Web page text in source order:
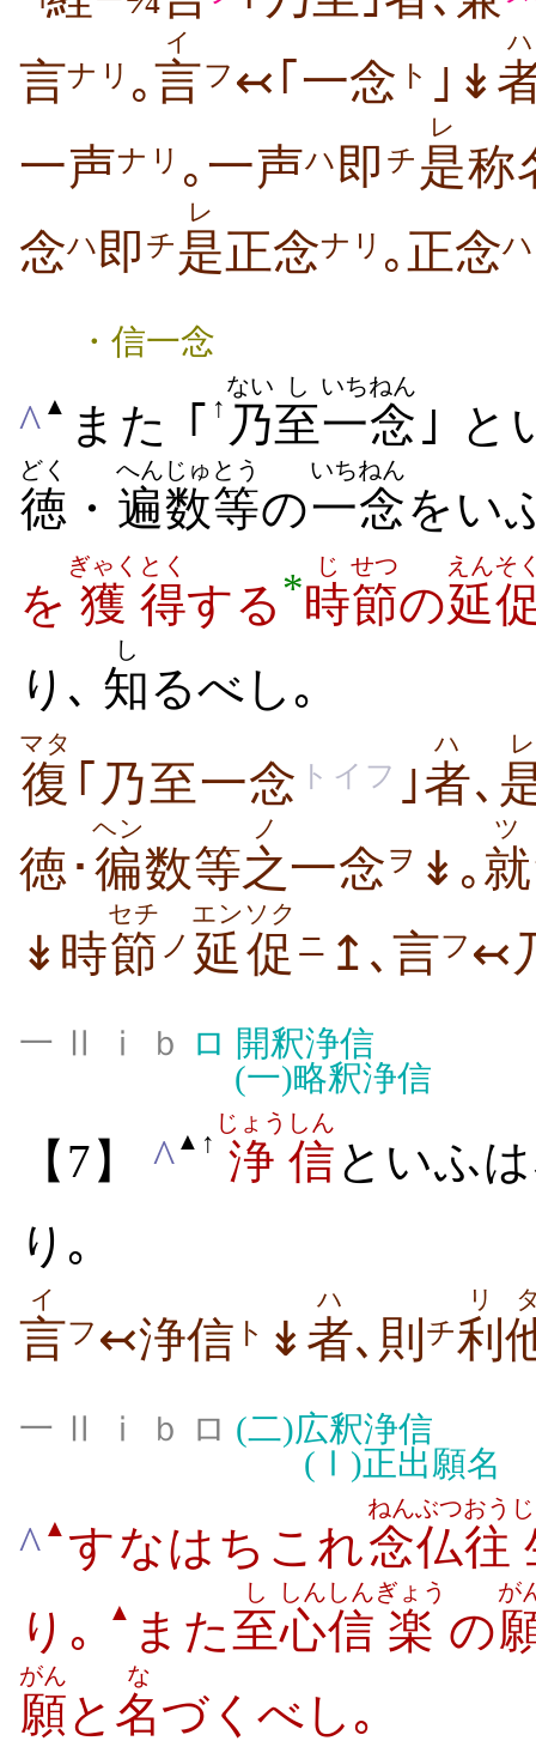
言ナリ ｡言
イ
フ ↢｢一念 ト ｣↡
ハ
一声ナリ ｡一声ハ即 チ 是
レ
称
念ハ即 チ是
レ
正念ナリ ｡正念ハ
・信一念
^ ▲ また ｢ ↑ 乃
ない
至
し
一念
いちねん
｣ と
徳
どく
・ 遍数
へんじゅ
等
とう
の一念
いちねん
をい
を 獲
ぎゃく
得
とく
する*時
じ
節
せつ
の延
えんそ
り ､ 知
し
るべし｡
復
マタ
｢乃至一念 トイフ ｣者
ハ
､
レ
徳･ 徧
ヘン
数等之
ノ
一念ヲ ↡｡就
ツ
↡時節
セチ
ノ 延
エン
促
ソク
ニ ↥､言フ ↢
一 Ⅱ ⅰ ｂ ロ 開釈浄信
(一)略釈浄信
【7】 ^ ▲ ↑ 浄
じょう
信
しん
といふ
り｡
言
イ
フ ↢浄信 ト ↡ 者
ハ
､則 チ利
リ
一 Ⅱ ⅰ ｂ ロ (二)広釈浄信
(Ⅰ)正出願名
^ ▲ すなはちこれ念仏
ねんぶつ
往
おう
り｡ ▲ また至
し
心
しん
信
しん
楽
ぎょう
の
が
願
がん
と 名
な
づくべし｡